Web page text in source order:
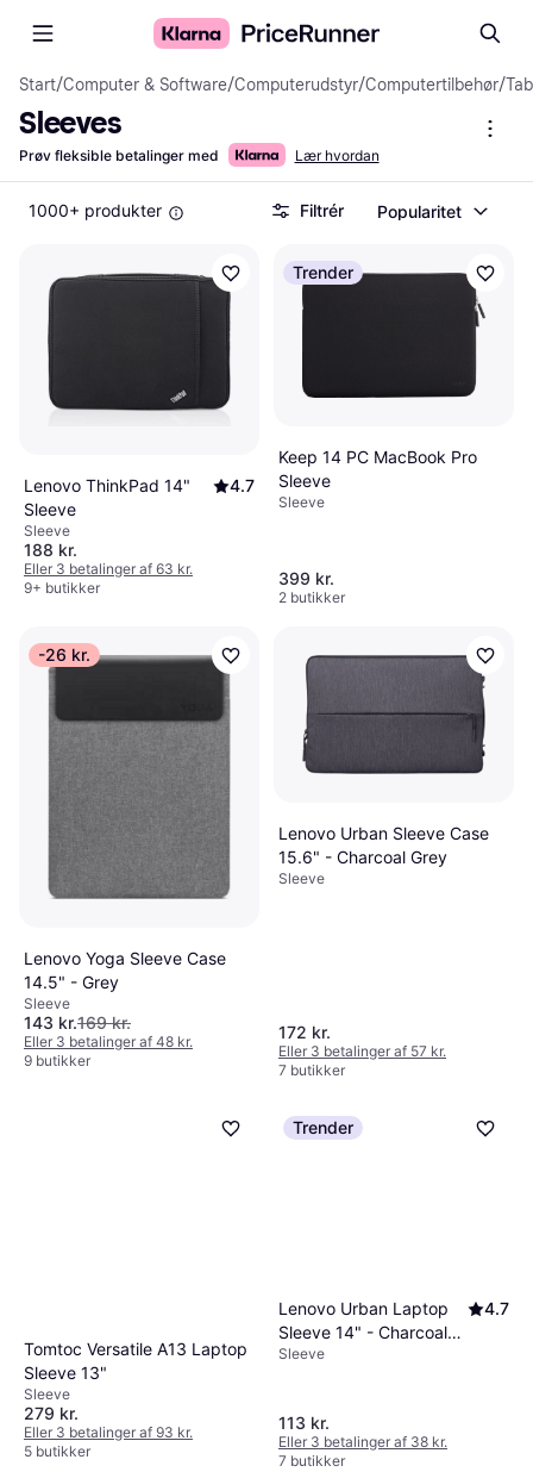
Start/Computer & Software/Computerudstyr/Computertilbehør/
Sleeves
Prøv fleksible betalinger med Lær hvordan
1000+ produkter Filtrér Popularitet
Lenovo ThinkPad 14"
Sleeve
4.7
Sleeve
188 kr.
Eller 3 betalinger af 63 kr.
9+ butikker
Trender
Keep 14 PC MacBook Pro
Sleeve
Sleeve
399 kr.
2 butikker
-26 kr.
Lenovo Yoga Sleeve Case
14.5" - Grey
Sleeve
143 kr.169 kr.
Eller 3 betalinger af 48 kr.
9 butikker
Lenovo Urban Sleeve Case
15.6" - Charcoal Grey
Sleeve
172 kr.
Eller 3 betalinger af 57 kr.
7 butikker
Tomtoc Versatile A13 Laptop
Sleeve 13"
Sleeve
279 kr.
Eller 3 betalinger af 93 kr.
5 butikker
Trender
Lenovo Urban Laptop
Sleeve 14" - Charcoal
Grey
4.7
Sleeve
113 kr.
Eller 3 betalinger af 38 kr.
7 butikker